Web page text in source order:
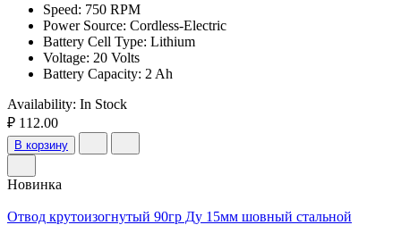
Speed: 750 RPM
Power Source: Cordless-Electric
Battery Cell Type: Lithium
Voltage: 20 Volts
Battery Capacity: 2 Ah
Availability: In Stock
₽ 112.00
В корзину
Новинка
Отвод крутоизогнутый 90гр Ду 15мм шовный стальной